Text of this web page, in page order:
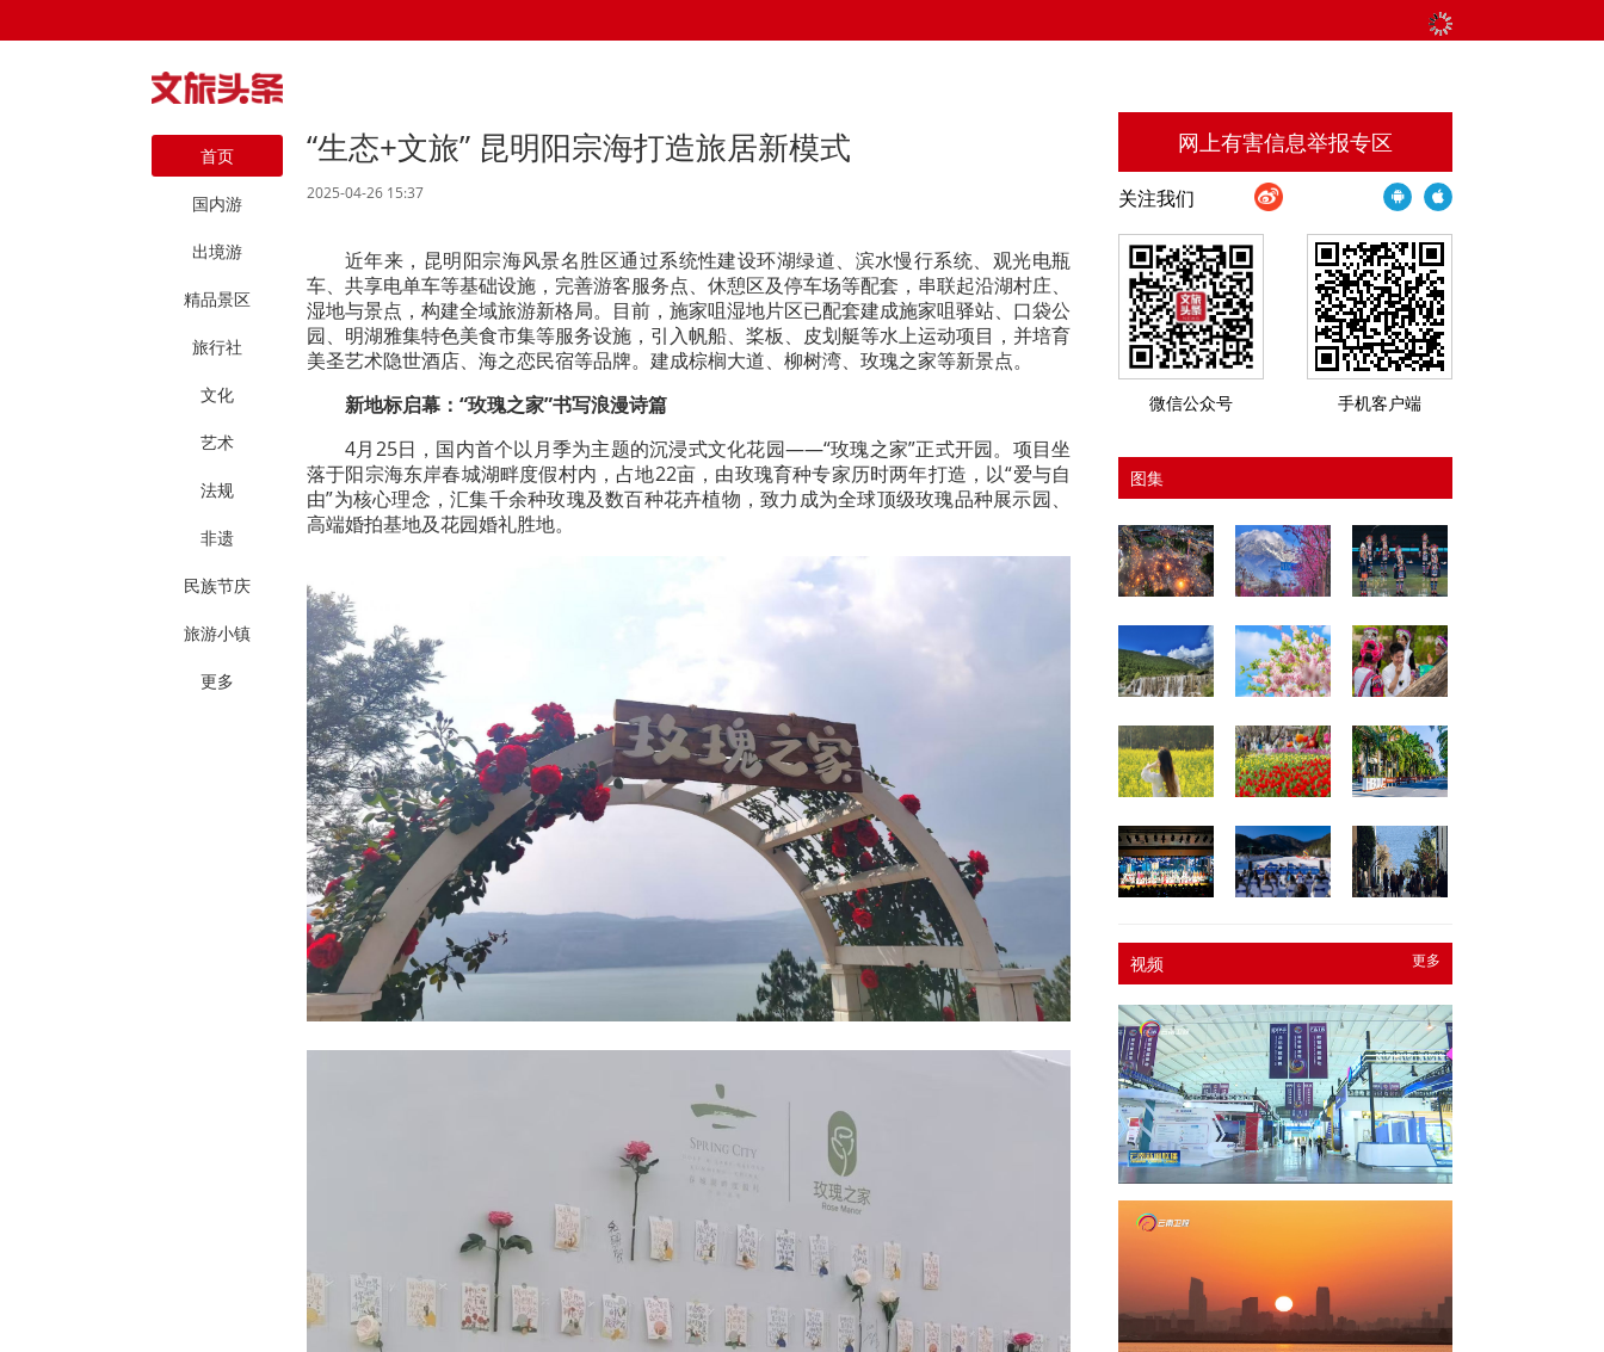
首页
国内游
出境游
精品景区
旅行社
文化
艺术
法规
非遗
民族节庆
旅游小镇
更多
“生态+文旅” 昆明阳宗海打造旅居新模式
2025-04-26 15:37
近年来，昆明阳宗海风景名胜区通过系统性建设环湖绿道、滨水慢行系统、观光电瓶
车、共享电单车等基础设施，完善游客服务点、休憩区及停车场等配套，串联起沿湖村庄、
湿地与景点，构建全域旅游新格局。目前，施家咀湿地片区已配套建成施家咀驿站、口袋公
园、明湖雅集特色美食市集等服务设施，引入帆船、桨板、皮划艇等水上运动项目，并培育
美圣艺术隐世酒店、海之恋民宿等品牌。建成棕榈大道、柳树湾、玫瑰之家等新景点。
新地标启幕：“玫瑰之家”书写浪漫诗篇
4月25日，国内首个以月季为主题的沉浸式文化花园——“玫瑰之家”正式开园。项目坐
落于阳宗海东岸春城湖畔度假村内，占地22亩，由玫瑰育种专家历时两年打造，以“爱与自
由”为核心理念，汇集千余种玫瑰及数百种花卉植物，致力成为全球顶级玫瑰品种展示园、
高端婚拍基地及花园婚礼胜地。
网上有害信息举报专区
关注我们
微信公众号 手机客户端
图集
更多
视频